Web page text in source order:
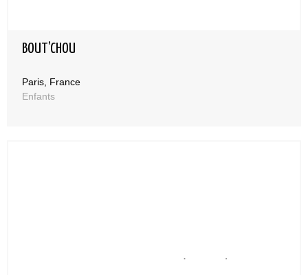
BOUT’CHOU
Paris, France
Enfants